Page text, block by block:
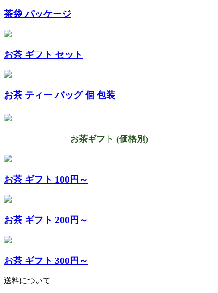
茶袋 パッケージ
お茶 ギフト セット
お茶 ティー バッグ 個 包装
お茶ギフト (価格別)
お茶 ギフト 100円～
お茶 ギフト 200円～
お茶 ギフト 300円～
送料について